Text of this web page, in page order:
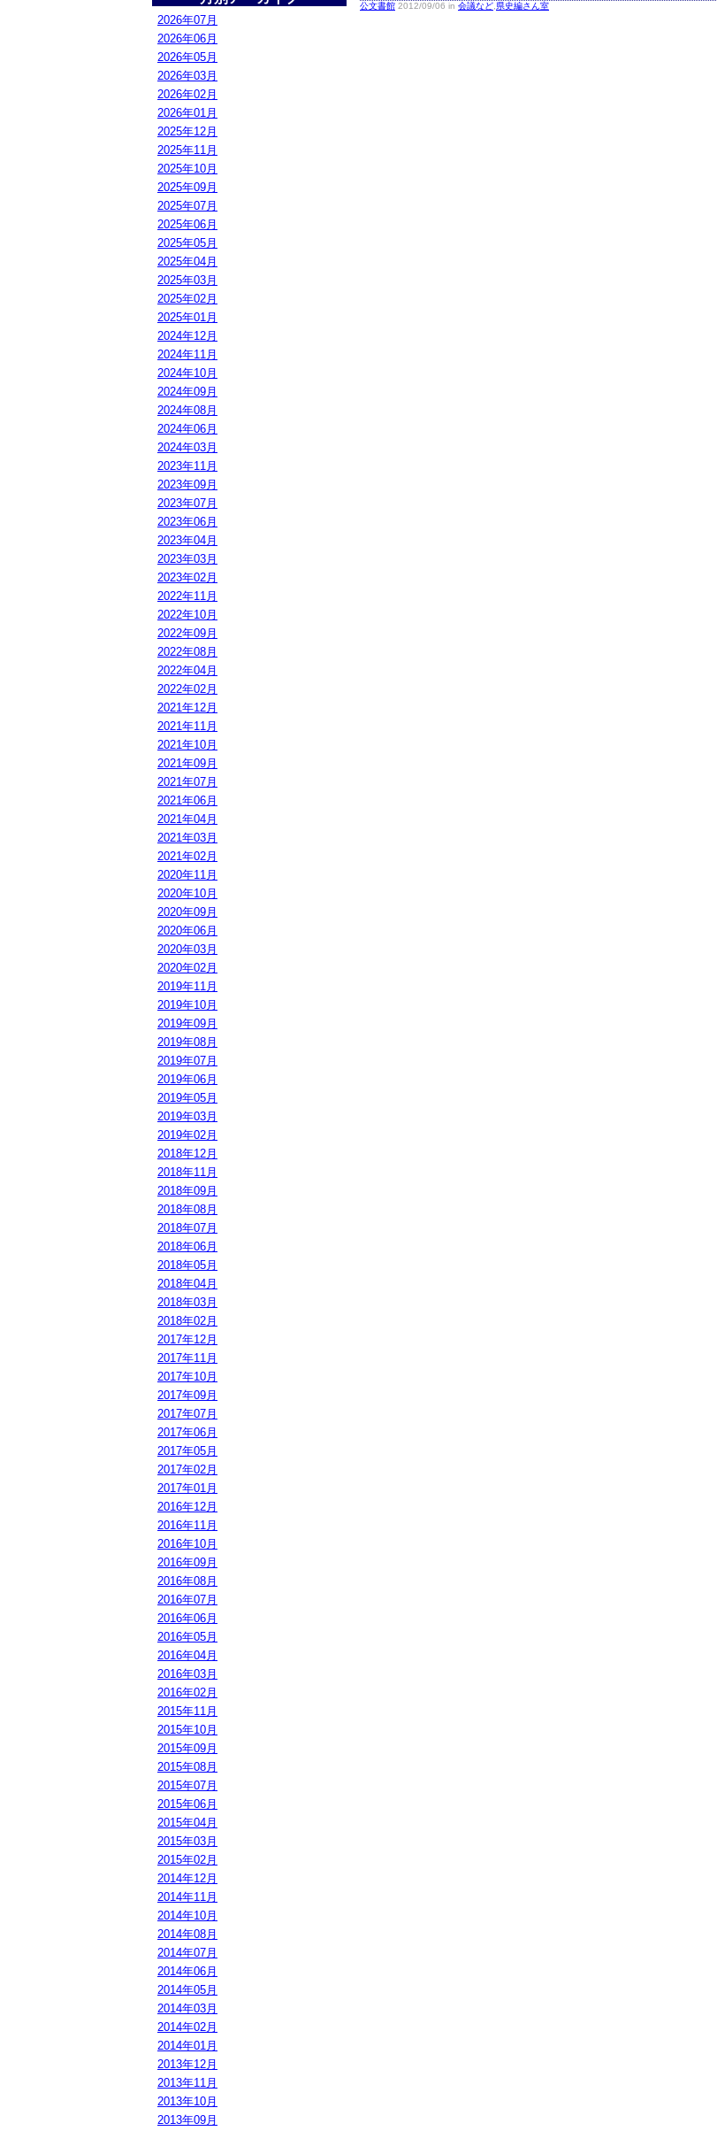
2026年07月
2026年06月
2026年05月
2026年03月
2026年02月
2026年01月
2025年12月
2025年11月
2025年10月
2025年09月
2025年07月
2025年06月
2025年05月
2025年04月
2025年03月
2025年02月
2025年01月
2024年12月
2024年11月
2024年10月
2024年09月
2024年08月
2024年06月
2024年03月
2023年11月
2023年09月
2023年07月
2023年06月
2023年04月
2023年03月
2023年02月
2022年11月
2022年10月
2022年09月
2022年08月
2022年04月
2022年02月
2021年12月
2021年11月
2021年10月
2021年09月
2021年07月
2021年06月
2021年04月
2021年03月
2021年02月
2020年11月
2020年10月
2020年09月
2020年06月
2020年03月
2020年02月
2019年11月
2019年10月
2019年09月
2019年08月
2019年07月
2019年06月
2019年05月
2019年03月
2019年02月
2018年12月
2018年11月
2018年09月
2018年08月
2018年07月
2018年06月
2018年05月
2018年04月
2018年03月
2018年02月
2017年12月
2017年11月
2017年10月
2017年09月
2017年07月
2017年06月
2017年05月
2017年02月
2017年01月
2016年12月
2016年11月
2016年10月
2016年09月
2016年08月
2016年07月
2016年06月
2016年05月
2016年04月
2016年03月
2016年02月
2015年11月
2015年10月
2015年09月
2015年08月
2015年07月
2015年06月
2015年04月
2015年03月
2015年02月
2014年12月
2014年11月
2014年10月
2014年08月
2014年07月
2014年06月
2014年05月
2014年03月
2014年02月
2014年01月
2013年12月
2013年11月
2013年10月
2013年09月
公文書館 2012/09/06 in 会議など 県史編さん室